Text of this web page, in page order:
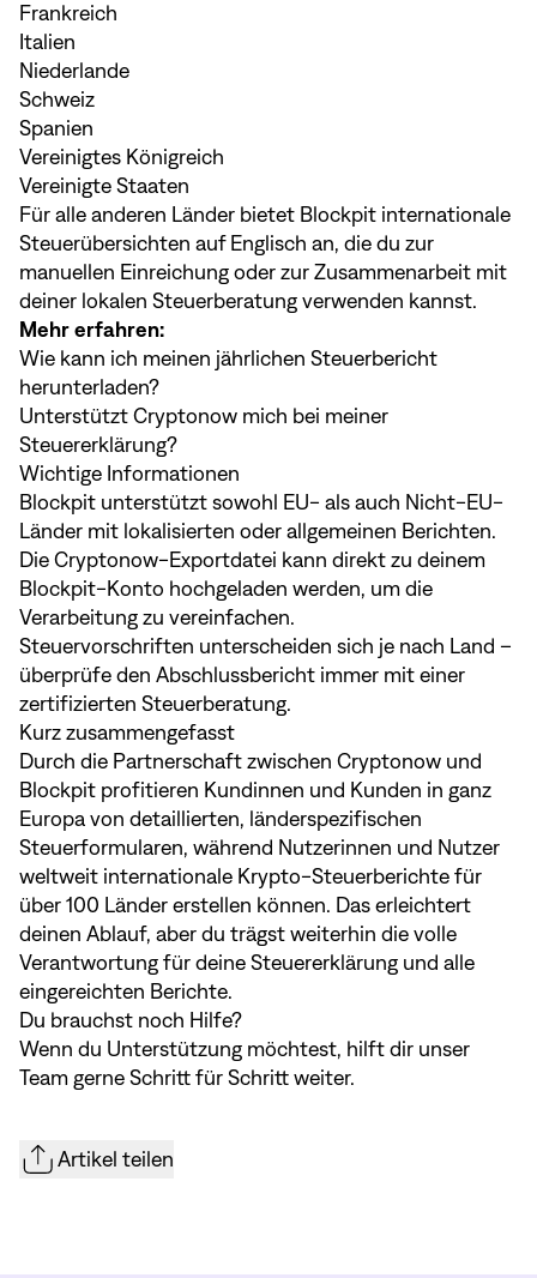
Frankreich
Italien
Niederlande
Schweiz
Spanien
Vereinigtes Königreich
Vereinigte Staaten
Für alle anderen Länder bietet Blockpit internationale
Steuerübersichten auf Englisch an, die du zur
manuellen Einreichung oder zur Zusammenarbeit mit
deiner lokalen Steuerberatung verwenden kannst.
Mehr erfahren:
Wie kann ich meinen jährlichen Steuerbericht
herunterladen?
Unterstützt Cryptonow mich bei meiner
Steuererklärung?
Wichtige Informationen
Blockpit unterstützt sowohl EU- als auch Nicht-EU-
Länder mit lokalisierten oder allgemeinen Berichten.
Die Cryptonow-Exportdatei kann direkt zu deinem
Blockpit-Konto hochgeladen werden, um die
Verarbeitung zu vereinfachen.
Steuervorschriften unterscheiden sich je nach Land –
überprüfe den Abschlussbericht immer mit einer
zertifizierten Steuerberatung.
Kurz zusammengefasst
Durch die Partnerschaft zwischen Cryptonow und
Blockpit profitieren Kundinnen und Kunden in ganz
Europa von detaillierten, länderspezifischen
Steuerformularen, während Nutzerinnen und Nutzer
weltweit internationale Krypto-Steuerberichte für
über 100 Länder erstellen können. Das erleichtert
deinen Ablauf, aber du trägst weiterhin die volle
Verantwortung für deine Steuererklärung und alle
eingereichten Berichte.
Du brauchst noch Hilfe?
Wenn du Unterstützung möchtest, hilft dir unser
Team gerne Schritt für Schritt weiter.
Artikel teilen